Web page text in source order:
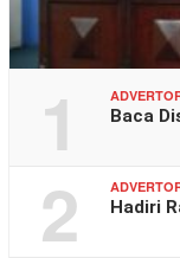
1 Baca
2 Hadiri